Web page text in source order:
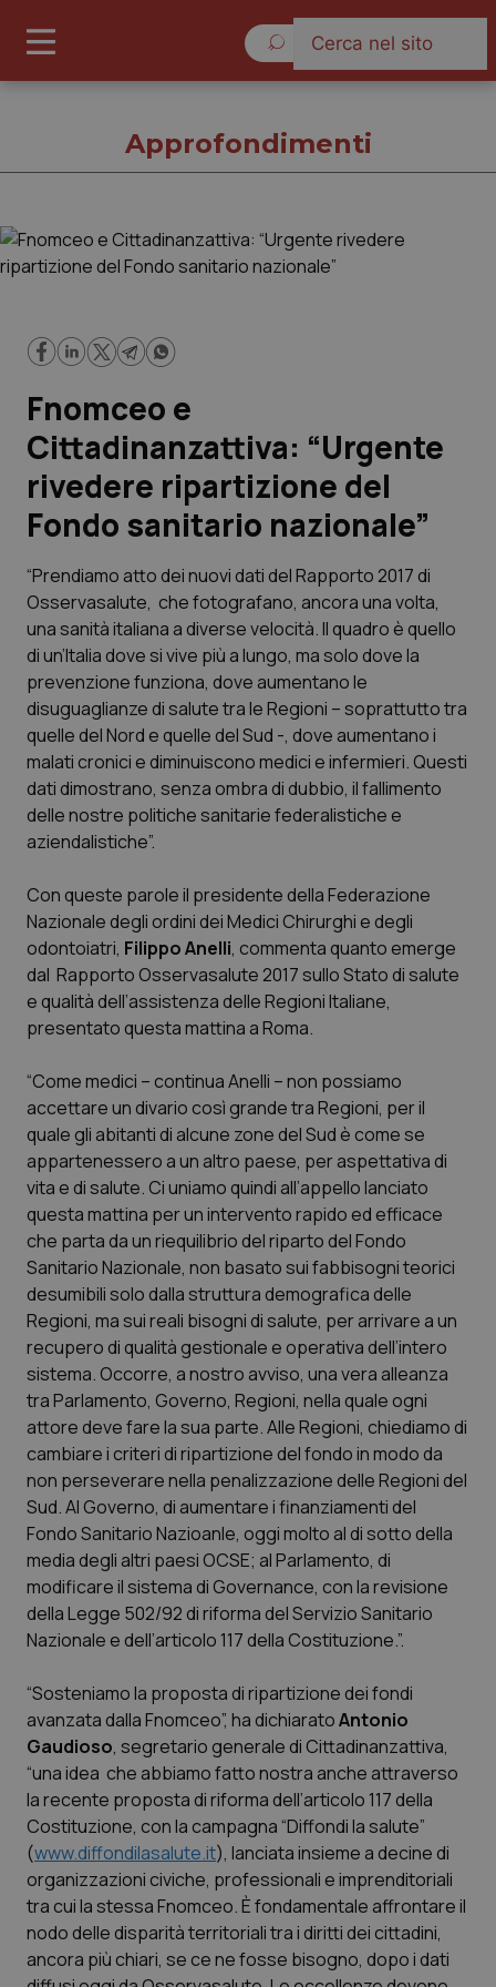
Governo e Parlamento
Regioni e Asl
Lavoro e Professioni
Studi e Analisi
Lettere al direttore
Edizioni Regionali
QS Pro
Professionisti Sanitari.AI
Abruzzo
Basilicata
Calabria
Campania
Emilia-Romagna
Friuli Venezia Giulia
Lazio
Liguria
Lombardia
Marche
Molise
Piemonte
Provincia Autonoma di Bolzano
Provincia Autonoma di Trento
Puglia
Sardegna
Sicilia
Toscana
Umbria
QS Pro Gold
Artrite & artrosi
Asma & BPCO
Colesterolo & coronaropatie
Dermatite Atopica
Diabete & glucometri
Disturbi dell’umore
Dolore
Donna & Salute
Epatiti
HIV
Infezioni & Febbre
Ipertensione & Scompenso
Malattie rare
Malattia di Crohn & Rettocolite Ulcerosa
Neuroscienze & patologie neurodegenerative
Obesità
Oftalmologia
QS Club Newsletter
Approfondimenti
Fnomceo e
Cittadinanzattiva: “Urgente
rivedere ripartizione del
Fondo sanitario nazionale”
“Prendiamo atto dei nuovi dati del Rapporto 2017 di
Osservasalute, che fotografano, ancora una volta,
una sanità italiana a diverse velocità. Il quadro è quello
di un’Italia dove si vive più a lungo, ma solo dove la
prevenzione funziona, dove aumentano le
disuguaglianze di salute tra le Regioni – soprattutto tra
quelle del Nord e quelle del Sud -, dove aumentano i
malati cronici e diminuiscono medici e infermieri. Questi
dati dimostrano, senza ombra di dubbio, il fallimento
delle nostre politiche sanitarie federalistiche e
aziendalistiche”.
Con queste parole il presidente della Federazione
Nazionale degli ordini dei Medici Chirurghi e degli
odontoiatri, Filippo Anelli, commenta quanto emerge
dal Rapporto Osservasalute 2017 sullo Stato di salute
e qualità dell’assistenza delle Regioni Italiane,
presentato questa mattina a Roma.
“Come medici – continua Anelli – non possiamo
accettare un divario così grande tra Regioni, per il
quale gli abitanti di alcune zone del Sud è come se
appartenessero a un altro paese, per aspettativa di
vita e di salute. Ci uniamo quindi all’appello lanciato
questa mattina per un intervento rapido ed efficace
che parta da un riequilibrio del riparto del Fondo
Sanitario Nazionale, non basato sui fabbisogni teorici
desumibili solo dalla struttura demografica delle
Regioni, ma sui reali bisogni di salute, per arrivare a un
recupero di qualità gestionale e operativa dell’intero
sistema. Occorre, a nostro avviso, una vera alleanza
tra Parlamento, Governo, Regioni, nella quale ogni
attore deve fare la sua parte. Alle Regioni, chiediamo di
cambiare i criteri di ripartizione del fondo in modo da
non perseverare nella penalizzazione delle Regioni del
Sud. Al Governo, di aumentare i finanziamenti del
Fondo Sanitario Nazioanle, oggi molto al di sotto della
media degli altri paesi OCSE; al Parlamento, di
modificare il sistema di Governance, con la revisione
della Legge 502/92 di riforma del Servizio Sanitario
Nazionale e dell’articolo 117 della Costituzione.”.
“Sosteniamo la proposta di ripartizione dei fondi
avanzata dalla Fnomceo”, ha dichiaratoAntonio
Gaudioso, segretario generale di Cittadinanzattiva,
“una idea che abbiamo fatto nostra anche attraverso
la recente proposta di riforma dell’articolo 117 della
Costituzione, con la campagna “Diffondi la salute”
(www.diffondilasalute.it), lanciata insieme a decine di
organizzazioni civiche, professionali e imprenditoriali
tra cui la stessa Fnomceo. È fondamentale affrontare il
nodo delle disparità territoriali tra i diritti dei cittadini,
ancora più chiari, se ce ne fosse bisogno, dopo i dati